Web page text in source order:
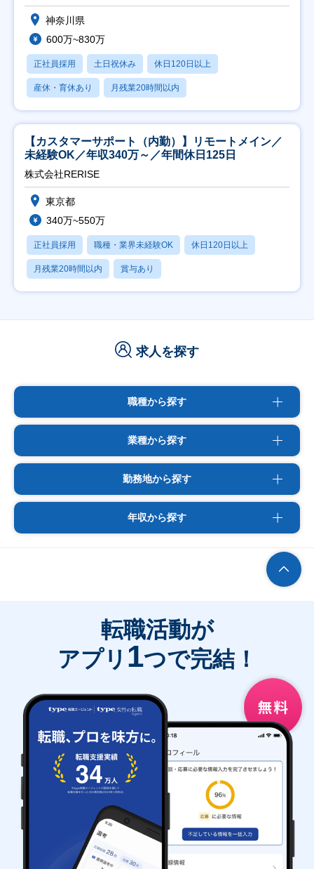
神奈川県
600万~830万
正社員採用 土日祝休み 休日120日以上
産休・育休あり 月残業20時間以内
【カスタマーサポート（内勤）】リモートメイン／
未経験OK／年収340万～／年間休日125日
株式会社RERISE
東京都
340万~550万
正社員採用 職種・業界未経験OK 休日120日以上
月残業20時間以内 賞与あり
求人を探す
職種から探す
業種から探す
勤務地から探す
年収から探す
転職活動が
アプリ 1つで完結！